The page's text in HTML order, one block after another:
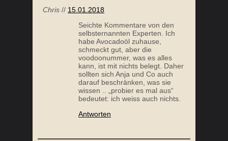
Chris // 15.01.2018
Seichte Kommentare von den
selbsternannten Experten. Ich
habe Avocadoöl zuhause,
schmeckt gut, aber die
voodoonummer, was es alles
kann, ist mit nichts belegt. Daher
sollten sich Anja und Co auch
darauf beschränken, was sie
wissen .. „probier es mal aus“
bedeutet: ich weiss auch nichts.
Antworten